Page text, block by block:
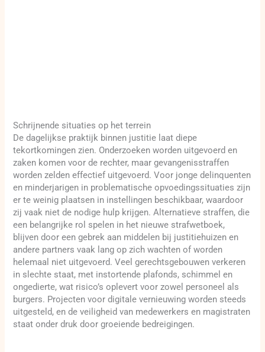
Schrijnende situaties op het terrein
De dagelijkse praktijk binnen justitie laat diepe
tekortkomingen zien. Onderzoeken worden uitgevoerd en
zaken komen voor de rechter, maar gevangenisstraffen
worden zelden effectief uitgevoerd. Voor jonge delinquenten
en minderjarigen in problematische opvoedingssituaties zijn
er te weinig plaatsen in instellingen beschikbaar, waardoor
zij vaak niet de nodige hulp krijgen. Alternatieve straffen, die
een belangrijke rol spelen in het nieuwe strafwetboek,
blijven door een gebrek aan middelen bij justitiehuizen en
andere partners vaak lang op zich wachten of worden
helemaal niet uitgevoerd. Veel gerechtsgebouwen verkeren
in slechte staat, met instortende plafonds, schimmel en
ongedierte, wat risico’s oplevert voor zowel personeel als
burgers. Projecten voor digitale vernieuwing worden steeds
uitgesteld, en de veiligheid van medewerkers en magistraten
staat onder druk door groeiende bedreigingen.